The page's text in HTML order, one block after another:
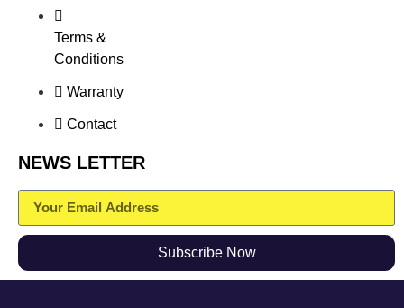
Terms &
Conditions
Warranty
Contact
NEWS LETTER
Subscribe Now